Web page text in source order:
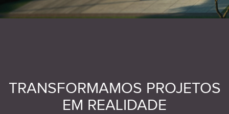
TRANSFORMAMOS PROJETOS
EM REALIDADE